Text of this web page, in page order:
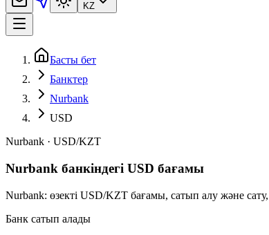
KZ
Басты бет
Банктер
Nurbank
USD
Nurbank · USD/KZT
Nurbank банкіндегі USD бағамы
Nurbank: өзекті USD/KZT бағамы, сатып алу және
Банк сатып алады